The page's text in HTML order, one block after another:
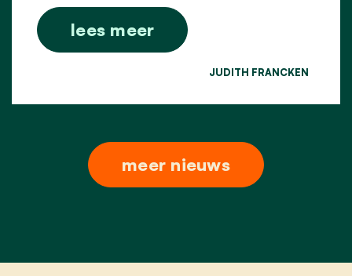
lees meer
JUDITH FRANCKEN
meer nieuws